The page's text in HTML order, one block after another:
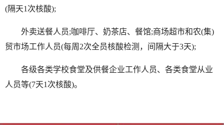
(隔天1次核酸);
外卖送餐人员;咖啡厅、奶茶店、餐馆;商场超市和农(集)
贸市场工作人员(每周2次全员核酸检测，间隔大于3天);
各级各类学校食堂及供餐企业工作人员、各类食堂从业
人员等(7天1次核酸)。